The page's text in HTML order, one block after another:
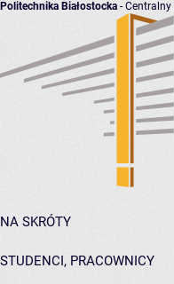
Politechnika Białostocka -
NA SKRÓTY
STUDENCI, PRACOWNICY